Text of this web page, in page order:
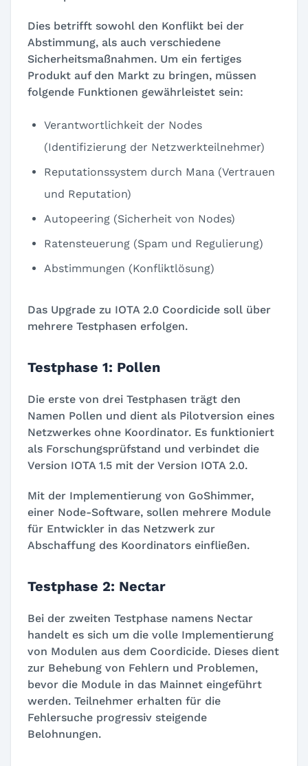
Dies betrifft sowohl den Konflikt bei der
Abstimmung, als auch verschiedene
Sicherheitsmaßnahmen. Um ein fertiges
Produkt auf den Markt zu bringen, müssen
folgende Funktionen gewährleistet sein:
Verantwortlichkeit der Nodes
(Identifizierung der Netzwerkteilnehmer)
Reputationssystem durch Mana (Vertrauen
und Reputation)
Autopeering (Sicherheit von Nodes)
Ratensteuerung (Spam und Regulierung)
Abstimmungen (Konfliktlösung)
Das Upgrade zu IOTA 2.0 Coordicide soll über
mehrere Testphasen erfolgen.
Testphase 1: Pollen
Die erste von drei Testphasen trägt den
Namen Pollen und dient als Pilotversion eines
Netzwerkes ohne Koordinator. Es funktioniert
als Forschungsprüfstand und verbindet die
Version IOTA 1.5 mit der Version IOTA 2.0.
Mit der Implementierung von GoShimmer,
einer Node-Software, sollen mehrere Module
für Entwickler in das Netzwerk zur
Abschaffung des Koordinators einfließen.
Testphase 2: Nectar
Bei der zweiten Testphase namens Nectar
handelt es sich um die volle Implementierung
von Modulen aus dem Coordicide. Dieses dient
zur Behebung von Fehlern und Problemen,
bevor die Module in das Mainnet eingeführt
werden. Teilnehmer erhalten für die
Fehlersuche progressiv steigende
Belohnungen.